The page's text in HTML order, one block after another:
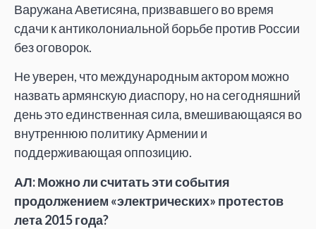
Варужана Аветисяна, призвавшего во время
сдачи к антиколониальной борьбе против России
без оговорок.
Не уверен, что международным актором можно
назвать армянскую диаспору, но на сегодняшний
день это единственная сила, вмешивающаяся во
внутреннюю политику Армении и
поддерживающая оппозицию.
АЛ: Можно ли считать эти события
продолжением «электрических» протестов
лета 2015 года?